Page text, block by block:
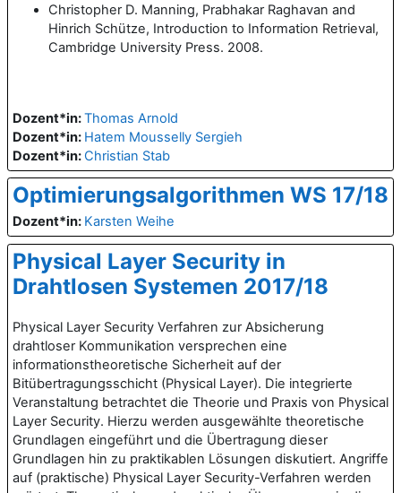
Christopher D. Manning, Prabhakar Raghavan and
Hinrich Schütze, Introduction to Information Retrieval,
Cambridge University Press. 2008.
Dozent*in:Thomas Arnold
Dozent*in: Hatem Mousselly Sergieh
Dozent*in:Christian Stab
Optimierungsalgorithmen WS 17/18
Dozent*in: Karsten Weihe
Physical Layer Security in
Drahtlosen Systemen 2017/18
Physical Layer Security Verfahren zur Absicherung
drahtloser Kommunikation versprechen eine
informationstheoretische Sicherheit auf der
Bitübertragungsschicht (Physical Layer). Die integrierte
Veranstaltung betrachtet die Theorie und Praxis von Physical
Layer Security. Hierzu werden ausgewählte theoretische
Grundlagen eingeführt und die Übertragung dieser
Grundlagen hin zu praktikablen Lösungen diskutiert. Angriffe
auf (praktische) Physical Layer Security-Verfahren werden